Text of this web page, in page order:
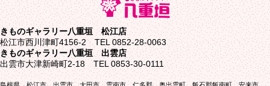
きものギャラリー八重垣 松江店
松江市西川津町4156-2 TEL 0852-28-0063
きものギャラリー八重垣 出雲店
出雲市大津新崎町2-18 TEL 0853-30-0111
島根県 松江市、出雲市、大田市、雲南市、仁多郡、奥出雲町、飯石郡飯南町、安来市、